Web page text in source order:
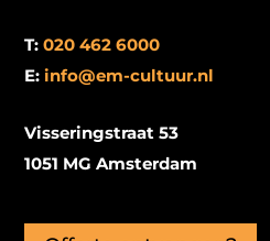
T:020 462 6000
E:info@em-cultuur.nl
Visseringstraat 53
1051 MG Amsterdam